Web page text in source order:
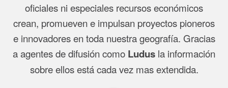
oficiales ni especiales recursos económicos
crean, promueven e impulsan proyectos pioneros
e innovadores en toda nuestra geografía. Gracias
a agentes de difusión como Ludus la información
sobre ellos está cada vez mas extendida.